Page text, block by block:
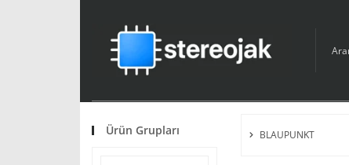
Ürün Grupları BLAUPUNKT